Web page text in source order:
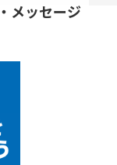
メッセージ